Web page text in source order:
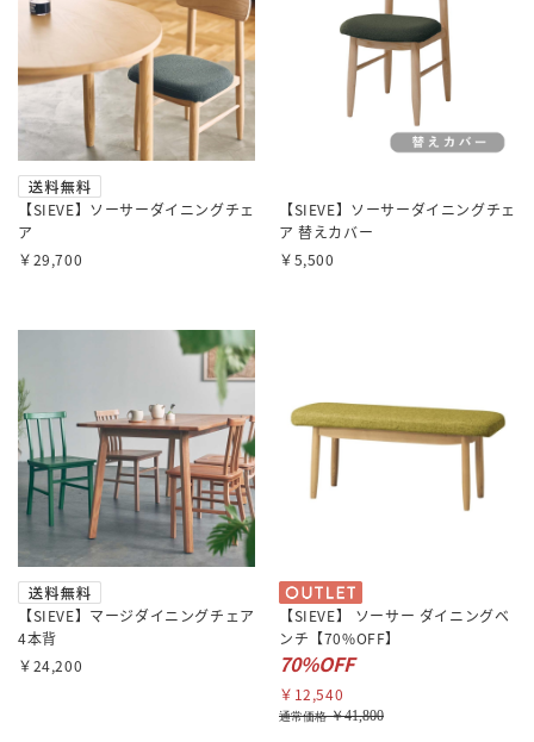
【SIEVE】ソーサーダイニングチェ
ア
￥29,700
【SIEVE】ソーサーダイニングチェ
ア 替えカバー
￥5,500
【SIEVE】マージダイニングチェア
4本背
￥24,200
【SIEVE】 ソーサー ダイニングベ
ンチ【70%OFF】
70%OFF
￥12,540
通常価格￥41,800